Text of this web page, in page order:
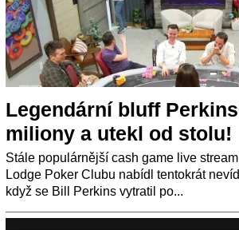
Legendární bluff
miliony a utekl od stolu!
Stále populárnější cash game live
Lodge Poker Clubu nabídl tentokrát
když se Bill Perkins vytratil po...